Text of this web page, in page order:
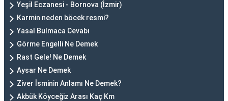
Yeşil Eczanesi - Bornova (İzmir)
Karmin neden böcek resmi?
Yasal Bulmaca Cevabı
Görme Engelli Ne Demek
Rast Gele! Ne Demek
Aysar Ne Demek
Ziver İsminin Anlamı Ne Demek?
Akbük Köyceğiz Arası Kaç Km